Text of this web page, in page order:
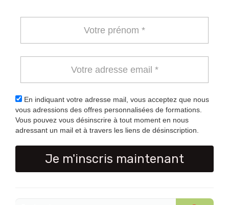
En indiquant votre adresse mail, vous acceptez que nous
vous adressions des offres personnalisées de formations.
Vous pouvez vous désinscrire à tout moment en nous
adressant un mail et à travers les liens de désinscription.
Je m'inscris maintenant